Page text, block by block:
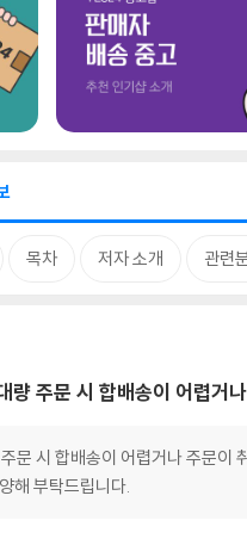
목차 저자 소개 관련
량 주문 시 합배송이 어렵거
문 시 합배송이 어렵거나 주문
해 부탁드립니다.